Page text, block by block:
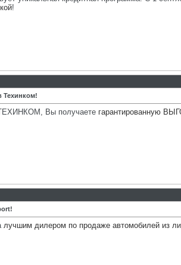
!
Техинком!
ТЕХИНКОМ, Вы получаете гарантированную
лучшим дилером по продаже автомобилей из